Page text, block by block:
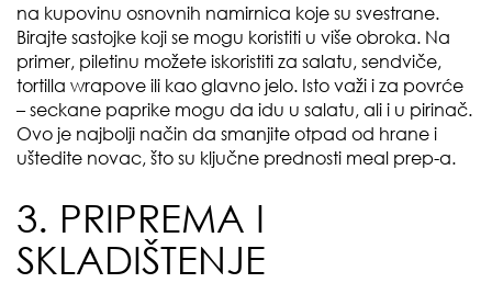
na kupovinu osnovnih namirnica koje su svestrane.
Birajte sastojke koji se mogu koristiti u više obroka. Na
primer, piletinu možete iskoristiti za salatu, sendviče,
tortilla wrapove ili kao glavno jelo. Isto važi i za povrće
– seckane paprike mogu da idu u salatu, ali i u pirinač.
Ovo je najbolji način da smanjite otpad od hrane i
uštedite novac, što su ključne prednosti meal prep-a.
3. PRIPREMA I
SKLADIŠTENJE